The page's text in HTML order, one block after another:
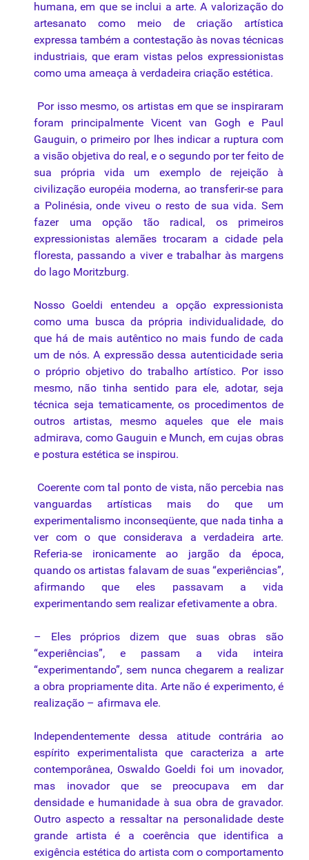
humana, em que se inclui a arte. A valorização do
artesanato como meio de criação artística
expressa também a contestação às novas técnicas
industriais, que eram vistas pelos expressionistas
como uma ameaça à verdadeira criação estética.
Por isso mesmo, os artistas em que se inspiraram
foram principalmente Vicent van Gogh e Paul
Gauguin, o primeiro por lhes indicar a ruptura com
a visão objetiva do real, e o segundo por ter feito de
sua própria vida um exemplo de rejeição à
civilização européia moderna, ao transferir-se para
a Polinésia, onde viveu o resto de sua vida. Sem
fazer uma opção tão radical, os primeiros
expressionistas alemães trocaram a cidade pela
floresta, passando a viver e trabalhar às margens
do lago Moritzburg.
Nosso Goeldi entendeu a opção expressionista
como uma busca da própria individualidade, do
que há de mais autêntico no mais fundo de cada
um de nós. A expressão dessa autenticidade seria
o próprio objetivo do trabalho artístico. Por isso
mesmo, não tinha sentido para ele, adotar, seja
técnica seja tematicamente, os procedimentos de
outros artistas, mesmo aqueles que ele mais
admirava, como Gauguin e Munch, em cujas obras
e postura estética se inspirou.
Coerente com tal ponto de vista, não percebia nas
vanguardas artísticas mais do que um
experimentalismo inconseqüente, que nada tinha a
ver com o que considerava a verdadeira arte.
Referia-se ironicamente ao jargão da época,
quando os artistas falavam de suas “experiências”,
afirmando que eles passavam a vida
experimentando sem realizar efetivamente a obra.
– Eles próprios dizem que suas obras são
“experiências”, e passam a vida inteira
“experimentando”, sem nunca chegarem a realizar
a obra propriamente dita. Arte não é experimento, é
realização – afirmava ele.
Independentemente dessa atitude contrária ao
espírito experimentalista que caracteriza a arte
contemporânea, Oswaldo Goeldi foi um inovador,
mas inovador que se preocupava em dar
densidade e humanidade à sua obra de gravador.
Outro aspecto a ressaltar na personalidade deste
grande artista é a coerência que identifica a
exigência estética do artista com o comportamento